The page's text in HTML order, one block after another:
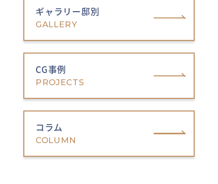
ギャラリー邸別
GALLERY
CG事例
PROJECTS
コラム
COLUMN